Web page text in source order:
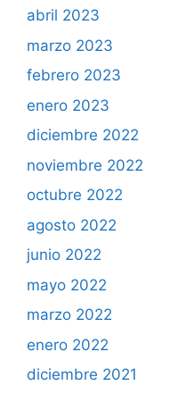
abril 2023
marzo 2023
febrero 2023
enero 2023
diciembre 2022
noviembre 2022
octubre 2022
agosto 2022
junio 2022
mayo 2022
marzo 2022
enero 2022
diciembre 2021